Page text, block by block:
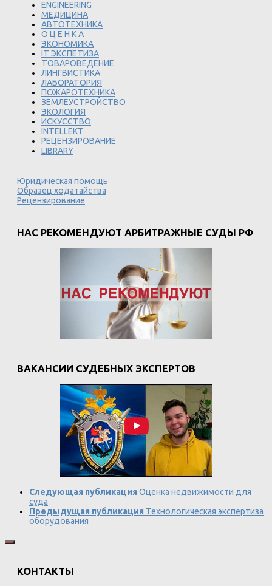
ENGINEERING
МЕДИЦИНА
АВТОТЕХНИКА
О Ц Е Н К А
ЭКОНОМИКА
IT ЭКСПЕТИЗА
ТОВАРОВЕДЕНИЕ
ЛИНГВИСТИКА
ЛАБОРАТОРИЯ
ПОЖАРОТЕХНИКА
ЗЕМЛЕУСТРОЙСТВО
ЭКОЛОГИЯ
ИСКУССТВО
INTELLEKT
РЕЦЕНЗИРОВАНИЕ
LIBRARY
Юридическая помощь
Образец ходатайства
Рецензирование
НАС РЕКОМЕНДУЮТ АРБИТРАЖНЫЕ СУДЫ РФ
ВАКАНСИИ СУДЕБНЫХ ЭКСПЕРТОВ
Следующая публикация Оценка недвижимости для
суда
Предыдущая публикация Технологическая экспертиза
оборудования
КОНТАКТЫ